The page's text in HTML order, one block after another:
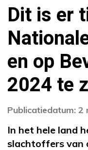
Dit is er
en op
2024 te
Publicatiedatum: 2
In het hele land
slachtoffers van